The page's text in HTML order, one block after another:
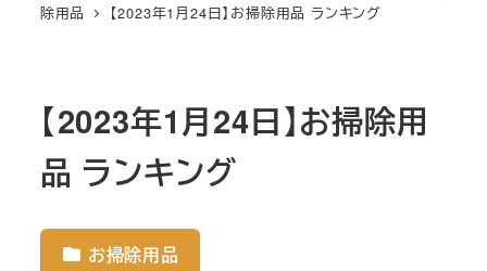
除用品
【2023年1月24日】お掃除用品 ランキング
【2023年1月24日】お掃除用
品 ランキング
お掃除用品